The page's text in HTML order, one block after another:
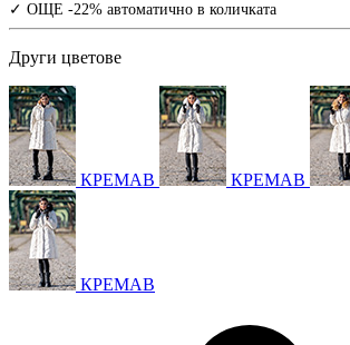
✓ ОЩЕ -22% автоматично в количката
Други цветове
КРЕМАВ КРЕМАВ
КРЕМАВ